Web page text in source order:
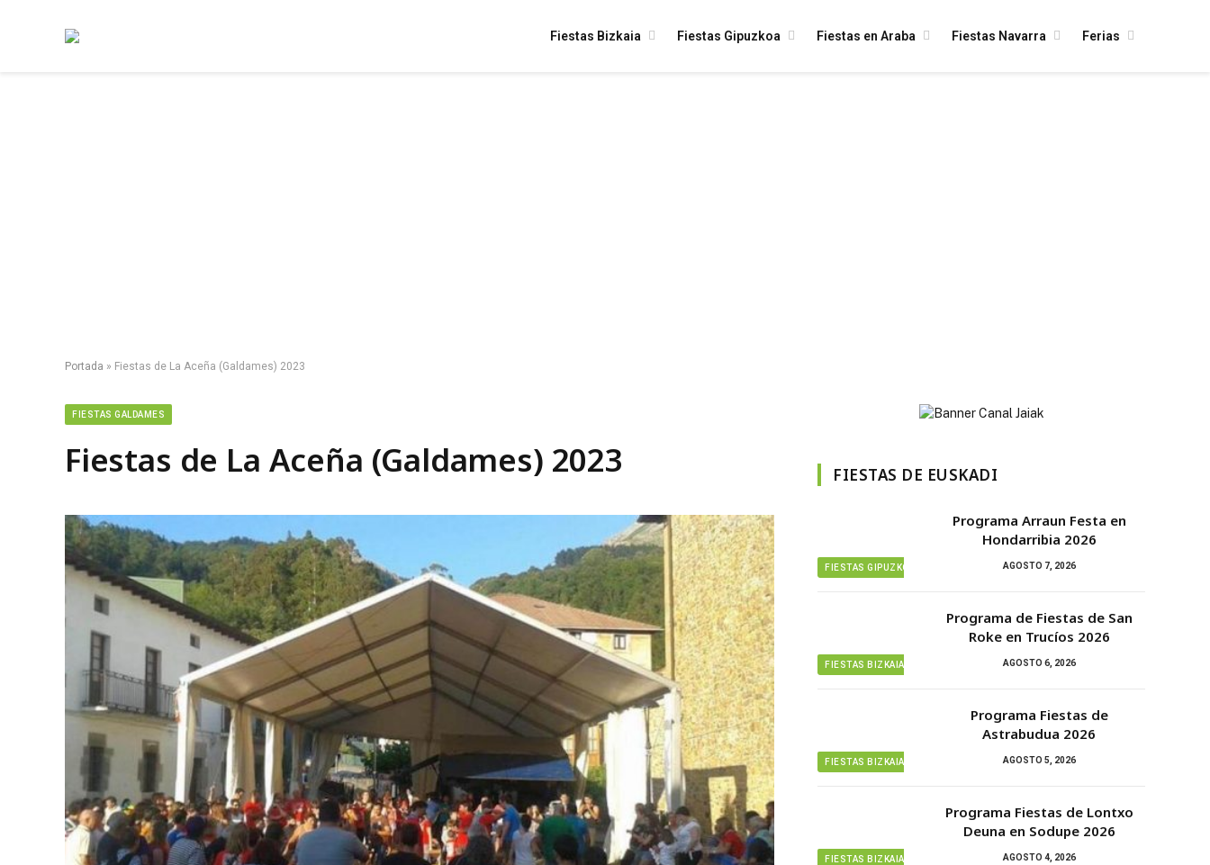
Fiestas Bizkaia Fiestas Gipuzkoa Fiestas en Araba Fiestas Navarra Ferias
Portada » Fiestas de La Aceña (Galdames) 2023
FIESTAS GALDAMES
Fiestas de La Aceña (Galdames) 2023 FIESTAS DE EUSKADI
FIESTAS GIPUZKOA
Programa Arraun Festa en
Hondarribia 2026
AGOSTO 7, 2026
FIESTAS BIZKAIA
Programa de Fiestas de San
Roke en Trucíos 2026
AGOSTO 6, 2026
FIESTAS BIZKAIA
Programa Fiestas de
Astrabudua 2026
AGOSTO 5, 2026
FIESTAS BIZKAIA
Programa Fiestas de Lontxo
Deuna en Sodupe 2026
AGOSTO 4, 2026